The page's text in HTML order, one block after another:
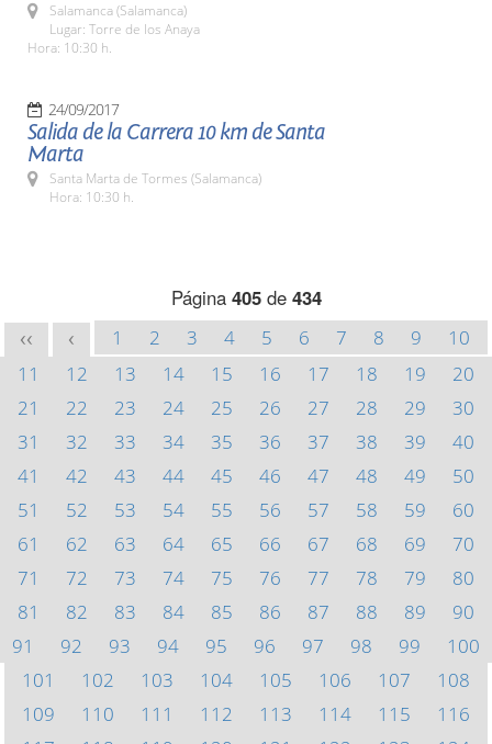
Salamanca (Salamanca)
Lugar: Torre de los Anaya
Hora: 10:30 h.
24/09/2017
Salida de la Carrera 10 km de Santa
Marta
Santa Marta de Tormes (Salamanca)
Hora: 10:30 h.
Página 405de 434
<< < 1 2 3 4 5 6 7 8 9
10
11
12 13 14 15 16 17 18 19
20
21
22 23 24 25 26 27 28 29
30
31
32 33 34 35 36 37 38 39
40
41
42 43 44 45 46 47 48 49
50
51
52 53 54 55 56 57 58 59
60
61
62 63 64 65 66 67 68 69
70
71
72 73 74 75 76 77 78 79
80
81
82 83 84 85 86 87 88 89
90
91
92 93 94 95 96 97 98 99
100
101
102 103 104 105 106 107
108
109
110 111 112 113 114 115
116